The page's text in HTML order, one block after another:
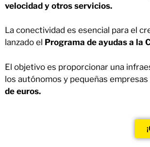
velocidad y otros servicios.
La conectividad es esencial para el
lanzado el Programa de ayudas a la
El objetivo es proporcionar una
los autónomos y pequeñas
de euros.